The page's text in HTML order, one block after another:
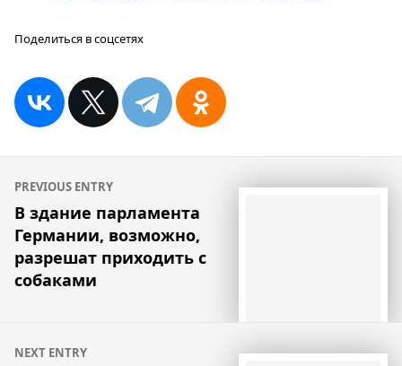
Поделиться в соцсетях
Навигация
по
записям
PREVIOUS ENTRY
В здание парламента
Германии, возможно,
разрешат приходить с
собаками
NEXT ENTRY